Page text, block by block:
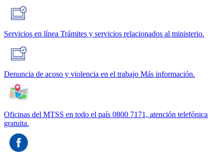
Servicios en línea Trámites y servicios relacionados al ministerio.
Denuncia de acoso y violencia en el trabajo Más información.
Oficinas del MTSS en todo el país 0800 7171, atención telefónica
gratuita.